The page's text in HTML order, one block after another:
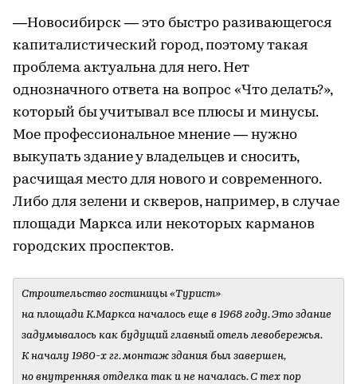
—Новосибирск — это быстро разивающегося
капиталистический город, поэтому такая
проблема актуальна для него. Нет
однозначного ответа на вопрос «Что делать?»,
который бы учитывал все плюсы и минусы.
Мое профессиональное мнение — нужно
выкупать здание у владельцев и сносить,
расчищая место для нового и современного.
Либо для зелени и скверов, например, в случае
площади Маркса или некоторых карманов
городских проспектов.
Строительство гостиницы «Турист»
на площади К.Маркса началось еще в 1968 году. Это здание
задумывалось как будущий главный отель левобережья.
К началу 1980-х гг. монтаж здания был завершен,
но внутренняя отделка так и не началась. С тех пор